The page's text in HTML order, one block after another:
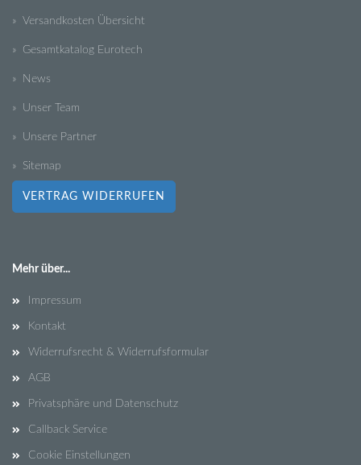
» Versandkosten Übersicht
» Gesamtkatalog Eurotech
» News
» Unser Team
» Unsere Partner
» Sitemap
VERTRAG WIDERRUFEN
Mehr über...
Impressum
Kontakt
Widerrufsrecht & Widerrufsformular
AGB
Privatsphäre und Datenschutz
Callback Service
Cookie Einstellungen